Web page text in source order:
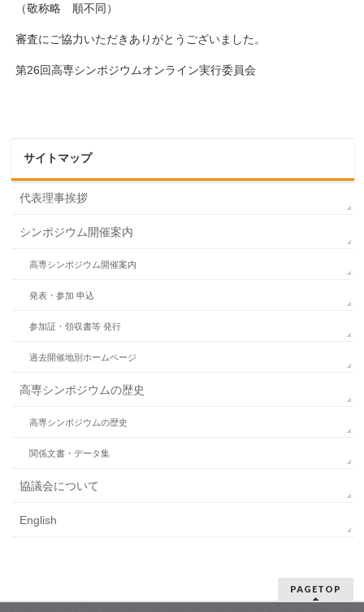
（敬称略 順不同）
審査にご協力いただきありがとうございました。
第26回高専シンポジウムオンライン実行委員会
サイトマップ
代表理事挨拶
シンポジウム開催案内
高専シンポジウム開催案内
発表・参加 申込
参加証・領収書等 発行
過去開催地別ホームページ
高専シンポジウムの歴史
高専シンポジウムの歴史
関係文書・データ集
協議会について
English
PAGETOP